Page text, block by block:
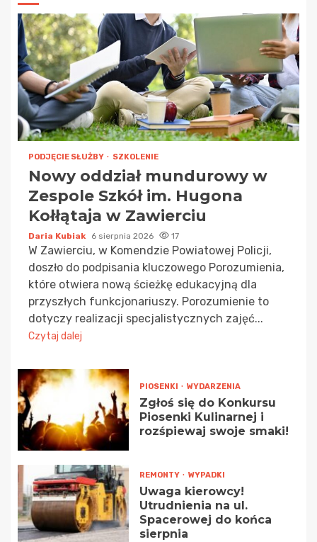
PODJĘCIE SŁUŻBY SZKOLENIE
Nowy oddział mundurowy w
Zespole Szkół im. Hugona
Kołłątaja w Zawierciu
Daria Kubiak 6 sierpnia 2026 17
W Zawierciu, w Komendzie Powiatowej Policji,
doszło do podpisania kluczowego Porozumienia,
które otwiera nową ścieżkę edukacyjną dla
przyszłych funkcjonariuszy. Porozumienie to
dotyczy realizacji specjalistycznych zajęć...
Czytaj dalej
PIOSENKI WYDARZENIA
Zgłoś się do Konkursu
Piosenki Kulinarnej i
rozśpiewaj swoje smaki!
REMONTY WYPADKI
Uwaga kierowcy!
Utrudnienia na ul.
Spacerowej do końca
sierpnia